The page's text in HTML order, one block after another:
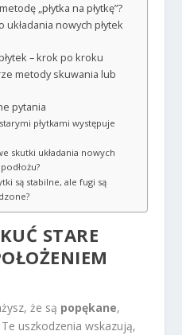
„płytka na płytkę”?
nowych płytek
– krok po kroku
metody skuwania lub
pytania
płytkami występuje
skutki układania nowych
są stabilne, ale fugi są
STARE
że są popękane,
Te uszkodzenia wskazują,